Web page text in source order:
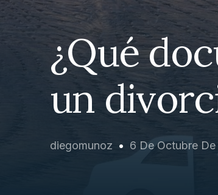
¿Qué
un
diegomunoz 6 De Octubre